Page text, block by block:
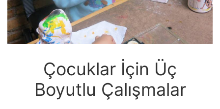
Çocuklar İçin Üç
Boyutlu Çalışmalar